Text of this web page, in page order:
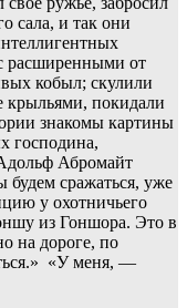
сала, и так они
расширенными от
кобыл; скулили
крыльями, покидали
знакомы картины
господина,
Абромайт
будем сражаться, уже
у охотничьего
из Гоншора. Это в
на дороге, по
«У меня, —